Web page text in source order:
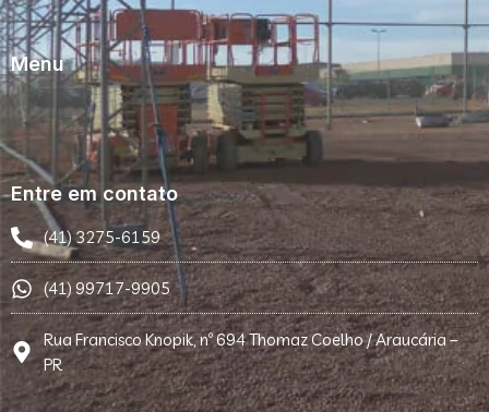
Menu
Entre em contato
(41) 3275-6159
(41) 99717-9905
Rua Francisco Knopik, nº 694 Thomaz Coelho / Araucária –
PR